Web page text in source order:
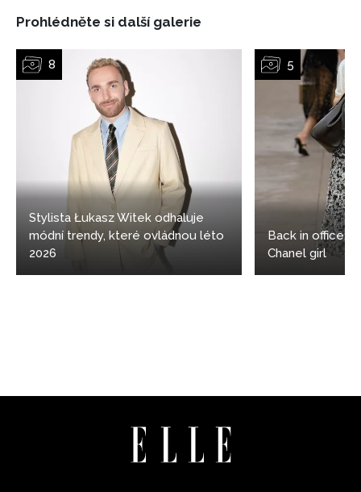
Prohlédněte si další galerie
Stylista Łukasz Witek odhaluje
módní trendy, které ovládnou léto
2026
Back in office:
Chanel girl